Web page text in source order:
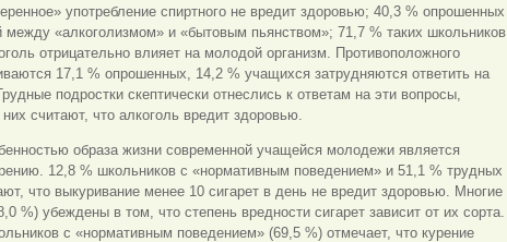
употребление спиртного не вредит здоровью; 40,3 % опрошенных
между «алкоголизмом» и «бытовым пьянством»; 71,7 % таких школьников
отрицательно влияет на молодой организм. Противоположного
17,1 % опрошенных, 14,2 % учащихся затрудняются ответить на
подростки скептически отнеслись к ответам на эти вопросы,
считают, что алкоголь вредит здоровью.
образа жизни современной учащейся молодежи является
12,8 % школьников с «нормативным поведением» и 51,1 % трудных
что выкуривание менее 10 сигарет в день не вредит здоровью. Многие
%) убеждены в том, что степень вредности сигарет зависит от их сорта.
с «нормативным поведением» (69,5 %) отмечает, что курение